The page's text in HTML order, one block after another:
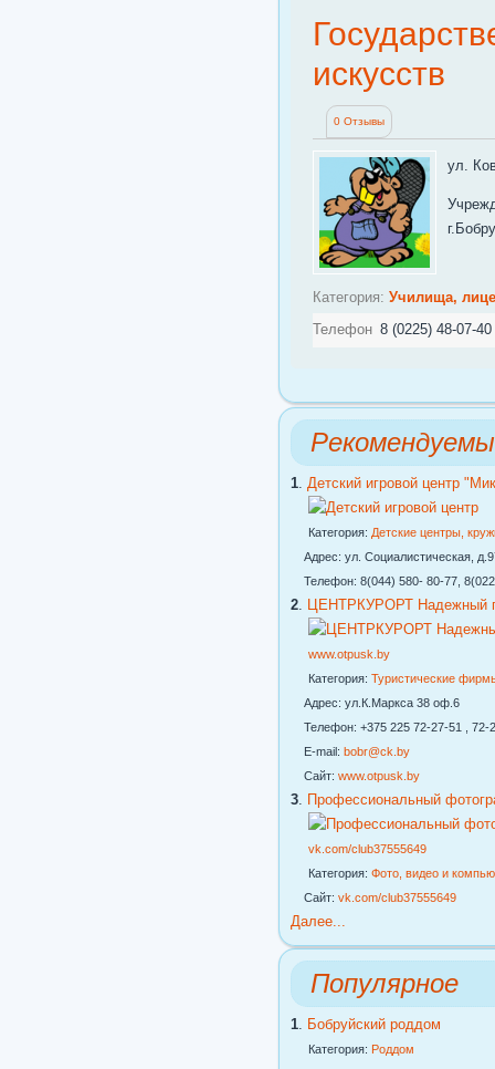
искусств
0 Отзывы
ул.
Категория: Училища,
Телефон 8 (0225) 48-07-40
1 Детский игровой центр
Категория: Детские центры,
Адрес: ул. Социалистическая,
Телефон: 8(044) 580- 80-77,
2 ЦЕНТРКУРОРТ Надежный
www.otpusk.by
Категория: Туристические
Адрес: ул.К.Маркса 38 оф.6
Телефон: +375 225 72-27-51 , 72-
E-mail: bobr@ck.by
Сайт: www.otpusk.by
3 Профессиональный
vk.com/club37555649
Категория: Фото, видео и
Сайт: vk.com/club37555649
Далее...
Популярное
1 Бобруйский роддом
Категория: Роддом